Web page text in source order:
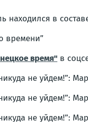
находился в
времени”
время" в